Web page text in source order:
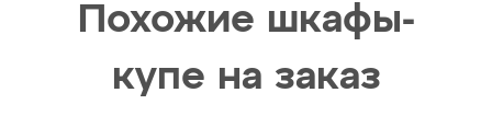
Похожие шкафы-
купе на заказ